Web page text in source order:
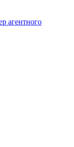
агентного